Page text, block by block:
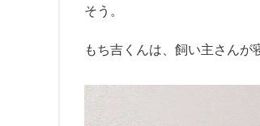
そう。
もち吉くんは、飼い主さんが